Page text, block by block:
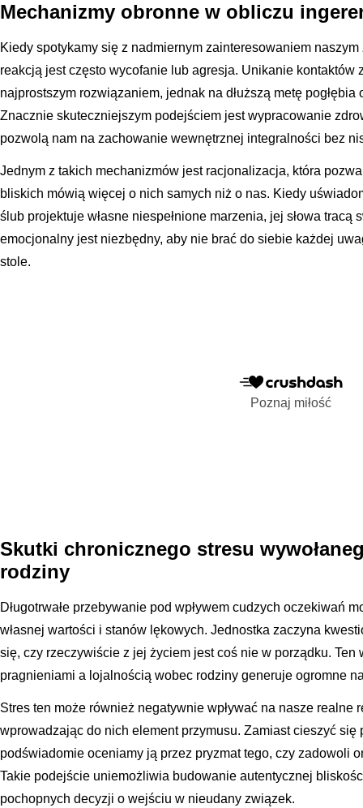
Mechanizmy obronne w obliczu
Kiedy spotykamy się z nadmiernym zainteresowaniem
reakcją jest często wycofanie lub agresja. Unikanie kontaktów
najprostszym rozwiązaniem, jednak na dłuższą metę
Znacznie skuteczniejszym podejściem jest wypracowanie
pozwolą nam na zachowanie wewnętrznej integralności bez
Jednym z takich mechanizmów jest racjonalizacja, która
bliskich mówią więcej o nich samych niż o nas. Kiedy
ślub projektuje własne niespełnione marzenia, jej słowa tracą
emocjonalny jest niezbędny, aby nie brać do siebie każdej
stole.
Poznaj miłość
Skutki chronicznego stresu
rodziny
Długotrwałe przebywanie pod wpływem cudzych oczekiwań
własnej wartości i stanów lękowych. Jednostka zaczyna
się, czy rzeczywiście z jej życiem jest coś nie w porządku. Ten
pragnieniami a lojalnością wobec rodziny generuje ogromne
Stres ten może również negatywnie wpływać na nasze realne
wprowadzając do nich element przymusu. Zamiast cieszyć się
podświadomie oceniamy ją przez pryzmat tego, czy zadowoli
Takie podejście uniemożliwia budowanie autentycznej
pochopnych decyzji o wejściu w nieudany związek.